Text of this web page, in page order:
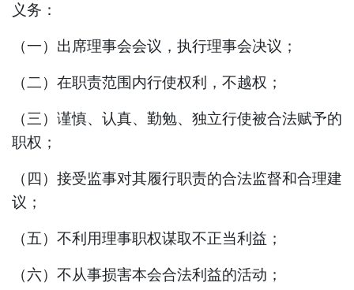
义务：
（一）出席理事会会议，执行理事会决议；
（二）在职责范围内行使权利，不越权；
（三）谨慎、认真、勤勉、独立行使被合法赋予的
职权；
（四）接受监事对其履行职责的合法监督和合理建
议；
（五）不利用理事职权谋取不正当利益；
（六）不从事损害本会合法利益的活动；